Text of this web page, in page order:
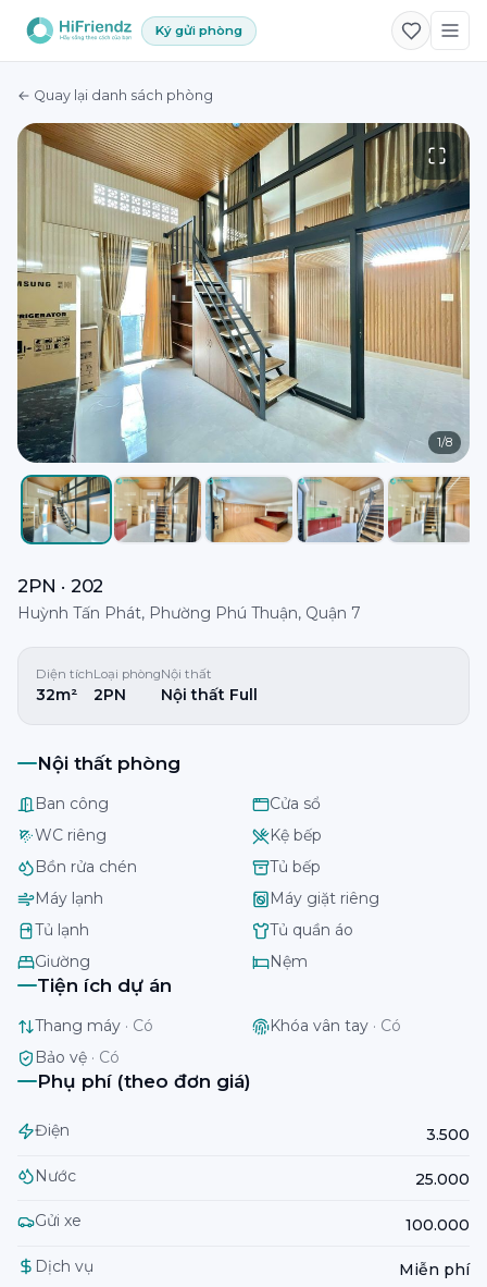
Ký gửi phòng
← Quay lại danh sách phòng
1/8
2PN · 202
Huỳnh Tấn Phát, Phường Phú Thuận, Quận 7
Diện tích
32m²
Loại phòng
2PN
Nội thất
Nội thất Full
Nội thất phòng
Ban công
Cửa sổ
WC riêng
Kệ bếp
Bồn rửa chén
Tủ bếp
Máy lạnh
Máy giặt riêng
Tủ lạnh
Tủ quần áo
Giường
Nệm
Tiện ích dự án
Thang máy · Có Khóa vân tay · Có
Bảo vệ · Có
Phụ phí (theo đơn giá)
Điện 3.500
Nước 25.000
Gửi xe 100.000
Dịch vụ Miễn phí